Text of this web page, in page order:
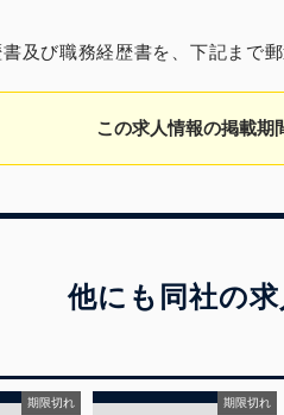
及び職務経歴書を、下記まで
この求人情報の掲載期
他にも同社の
期限切れ 期限切れ